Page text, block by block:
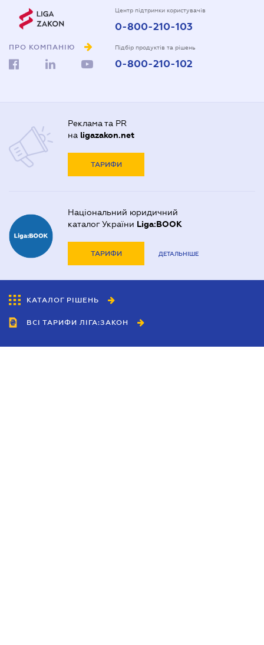
ПРО КОМПАНІЮ
Центр підтримки користувачів
0-800-210-103
Підбір продуктів та рішень
0-800-210-102
Реклама та PR
на ligazakon.net
ТАРИФИ
Національний юридичний
каталог України Liga:BOOK
ТАРИФИ ДЕТАЛЬНІШЕ
КАТАЛОГ РІШЕНЬ
ВСІ ТАРИФИ ЛІГА:ЗАКОН